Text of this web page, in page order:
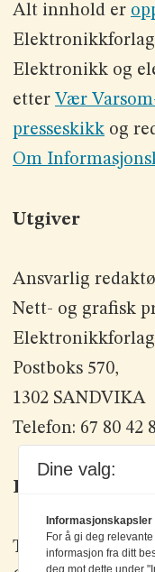
Alt innhold er
Elektronikk og
etter Vær
presseskikkog
Om
Utgiver
Ansvarlig
Nett- og grafisk
Postboks 570,
1302 SANDVIKA
Telefon: 67 80 42
Kontakt oss
Tlf: +47 67 80 42
Dine valg:
For å gi deg
informasjon fra ditt
deg mot dette under